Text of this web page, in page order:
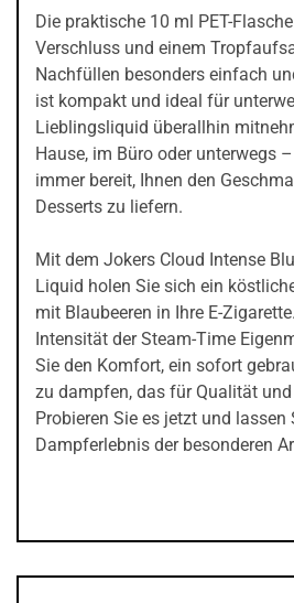
Die praktische 10 ml PET-
Verschluss und einem
Nachfüllen besonders einfach
ist kompakt und ideal für
Lieblingsliquid überallhin
Hause, im Büro oder unterwegs
immer bereit, Ihnen den
Desserts zu liefern.
Mit dem Jokers Cloud Intense
Liquid holen Sie sich ein
mit Blaubeeren in Ihre E-
Intensität der Steam-Time
Sie den Komfort, ein sofort
zu dampfen, das für Qualität
Probieren Sie es jetzt und lassen
Dampferlebnis der besonderen